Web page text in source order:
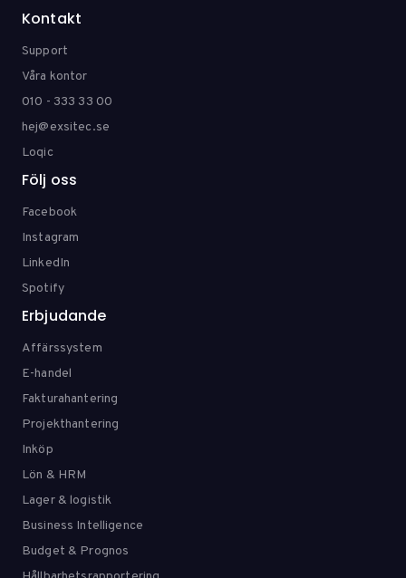
Kontakt
Support
Våra kontor
010 - 333 33 00
hej@exsitec.se
Loqic
Följ oss
Facebook
Instagram
LinkedIn
Spotify
Erbjudande
Affärssystem
E-handel
Fakturahantering
Projekthantering
Inköp
Lön & HRM
Lager & logistik
Business Intelligence
Budget & Prognos